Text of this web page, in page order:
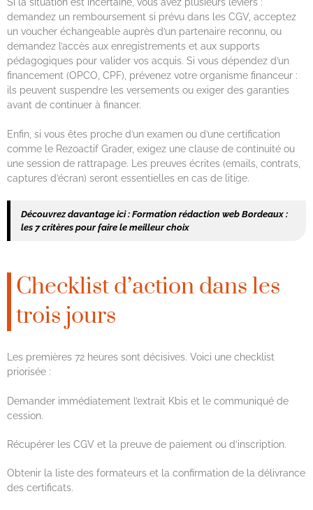
demandez un remboursement si prévu dans les CGV, acceptez
un voucher échangeable auprès d’un partenaire reconnu, ou
demandez l’accès aux enregistrements et aux supports
pédagogiques pour valider vos acquis. Si vous dépendez d’un
financement (OPCO, CPF), prévenez votre organisme financeur :
ils peuvent suspendre les versements ou exiger des garanties
avant de continuer à financer.
Enfin, si vous êtes proche d’un examen ou d’une certification
comme le Rezoactif Grader, exigez une clause de continuité ou
une session de rattrapage. Les preuves écrites (emails, contrats,
captures d’écran) seront essentielles en cas de litige.
Découvrez davantage ici : Formation rédaction web Bordeaux :
les 7 critères pour faire le meilleur choix
Checklist d’action dans les
trois jours
Les premières 72 heures sont décisives. Voici une checklist
priorisée :
Demander immédiatement l’extrait Kbis et le communiqué de
cession.
Récupérer les CGV et la preuve de paiement ou d’inscription.
Obtenir la liste des formateurs et la confirmation de la délivrance
des certificats.